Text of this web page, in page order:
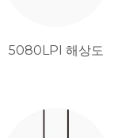
5080LPI 해상도